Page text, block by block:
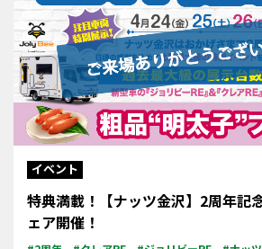
イベント
特典満載！【ナッツ金沢】2周年記
ェア開催！